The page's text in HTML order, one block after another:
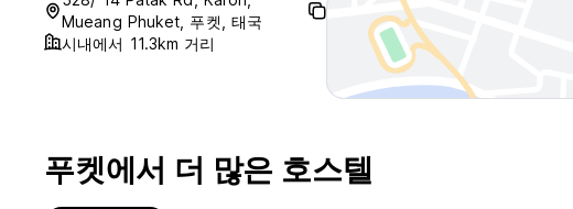
Mueang Phuket, 푸켓, 태국
시내에서 11.3km 거리
푸켓에서 더 많은 호스텔